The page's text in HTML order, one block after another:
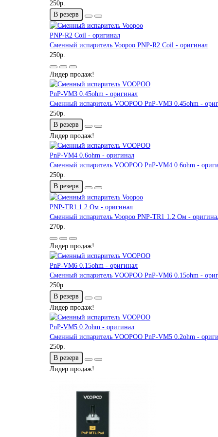
250р.
В резерв
Сменный испаритель Voopoo PNP-R2 Coil - оригинал
250р.
Лидер продаж!
Сменный испаритель VOOPOO PnP-VM3 0.45ohm -
250р.
В резерв
Лидер продаж!
Сменный испаритель VOOPOO PnP-VM4 0.6ohm -
250р.
В резерв
Сменный испаритель Voopoo PNP-TR1 1.2 Ом -
270р.
Лидер продаж!
Сменный испаритель VOOPOO PnP-VM6 0.15ohm -
250р.
В резерв
Лидер продаж!
Сменный испаритель VOOPOO PnP-VM5 0.2ohm -
250р.
В резерв
Лидер продаж!